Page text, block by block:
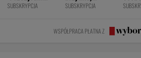
najpiękniejszy
SUBSKRYPCJA
niepotrzebna.
mnie dla młodszej
SUBSKRYPCJA
albo
WSPÓŁPRACA PŁATNA Z